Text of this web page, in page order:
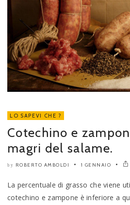
LO SAPEVI CHE ?
Cotechino e
magri del salame.
by ROBERTO AMBOLDI 1 GENNAIO
La percentuale di grasso che viene
cotechino e zampone è inferiore a